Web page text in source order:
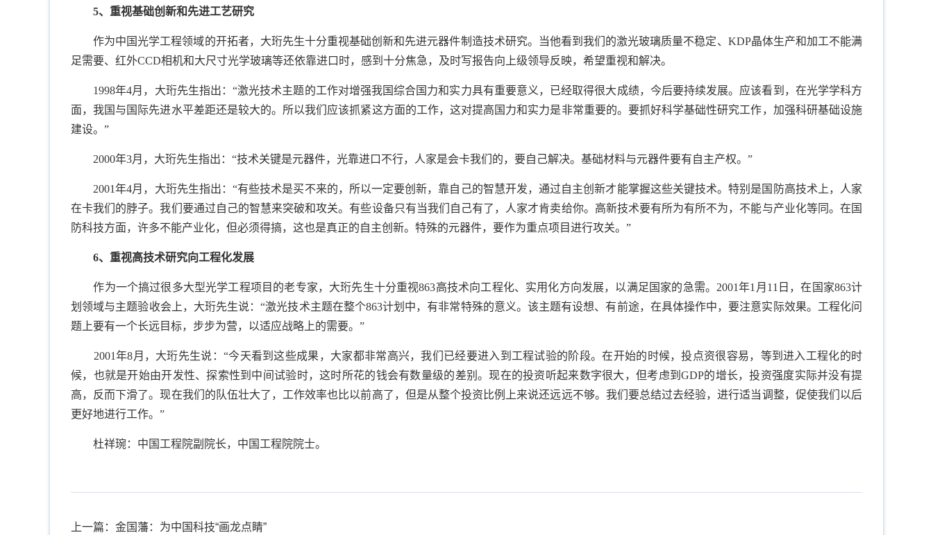
5、重视基础创新和先进工艺研究
作为中国光学工程领域的开拓者，大珩先生十分重视基础创新和先进元器件制造技术研究。当他看到我们的激光玻璃质量不稳定、 KDP晶体生产和加工不能满
足需要、红外CCD相机和大尺寸光学玻璃等还依靠进口时，感到十分焦急，及时写报告向上级领导反映，希望重视和解决。
1998年4月，大珩先生指出：“激光技术主题的工作对增强我国综合国力和实力具有重要意义，已经取得很大成绩，今后要持续发展。应该看到，在光学学科方
面，我国与国际先进水平差距还是较大的。所以我们应该抓紧这方面的工作，这对提高国力和实力是非常重要的。要抓好科学基础性研究工作，加强科研基础设施
建设。”
2000年3月，大珩先生指出：“技术关键是元器件，光靠进口不行，人家是会卡我们的，要自己解决。基础材料与元器件要有自主产权。”
2001年4月，大珩先生指出：“有些技术是买不来的，所以一定要创新，靠自己的智慧开发，通过自主创新才能掌握这些关键技术。特别是国防高技术上，人家
在卡我们的脖子。我们要通过自己的智慧来突破和攻关。有些设备只有当我们自己有了，人家才肯卖给你。高新技术要有所为有所不为，不能与产业化等同。在国
防科技方面，许多不能产业化，但必须得搞，这也是真正的自主创新。特殊的元器件，要作为重点项目进行攻关。”
6、重视高技术研究向工程化发展
作为一个搞过很多大型光学工程项目的老专家，大珩先生十分重视863高技术向工程化、实用化方向发展，以满足国家的急需。 2001年1 月 11 日，在国家863计
划领域与主题验收会上，大珩先生说：“激光技术主题在整个863计划中，有非常特殊的意义。该主题有设想、有前途，在具体操作中，要注意实际效果。工程化问
题上要有一个长远目标，步步为营，以适应战略上的需要。”
2001年8月，大珩先生说：“今天看到这些成果，大家都非常高兴，我们已经要进入到工程试验的阶段。在开始的时候，投点资很容易，等到进入工程化的时
候，也就是开始由开发性、探索性到中间试验时，这时所花的钱会有数量级的差别。现在的投资听起来数字很大，但考虑到GDP的增长，投资强度实际并没有提
高，反而下滑了。现在我们的队伍壮大了，工作效率也比以前高了，但是从整个投资比例上来说还远远不够。我们要总结过去经验，进行适当调整，促使我们以后
更好地进行工作。”
杜祥琬：中国工程院副院长，中国工程院院士。
上一篇：金国藩：为中国科技“画龙点睛”